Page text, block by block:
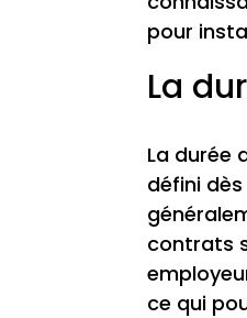
pour
La
La durée
défini
contrats
ce qui